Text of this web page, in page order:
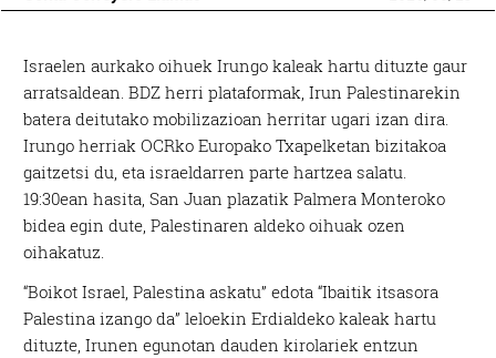
Israelen aurkako oihuek Irungo kaleak hartu dituzte gaur
arratsaldean. BDZ herri plataformak, Irun Palestinarekin
batera deitutako mobilizazioan herritar ugari izan dira.
Irungo herriak OCRko Europako Txapelketan bizitakoa
gaitzetsi du, eta israeldarren parte hartzea salatu.
19:30ean hasita, San Juan plazatik Palmera Monteroko
bidea egin dute, Palestinaren aldeko oihuak ozen
oihakatuz.
“Boikot Israel, Palestina askatu” edota “Ibaitik itsasora
Palestina izango da” leloekin Erdialdeko kaleak hartu
dituzte, Irunen egunotan dauden kirolariek entzun